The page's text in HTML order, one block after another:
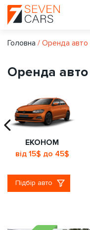
Головна / Оренда авто
Оренда авто
ЕКОНОМ
від 15$ до 45$
Підбір авто